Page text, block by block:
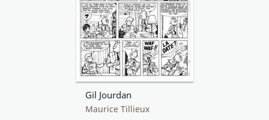
Gil Jourdan
Maurice Tillieux